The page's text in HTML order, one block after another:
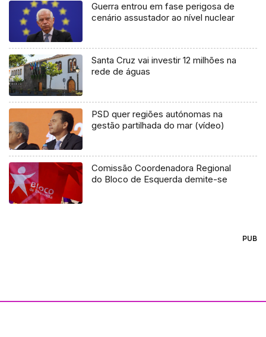
Guerra entrou em fase perigosa de
cenário assustador ao nível nuclear
Santa Cruz vai investir 12 milhões na
rede de águas
PSD quer regiões autónomas na
gestão partilhada do mar (vídeo)
Comissão Coordenadora Regional
do Bloco de Esquerda demite-se
PUB